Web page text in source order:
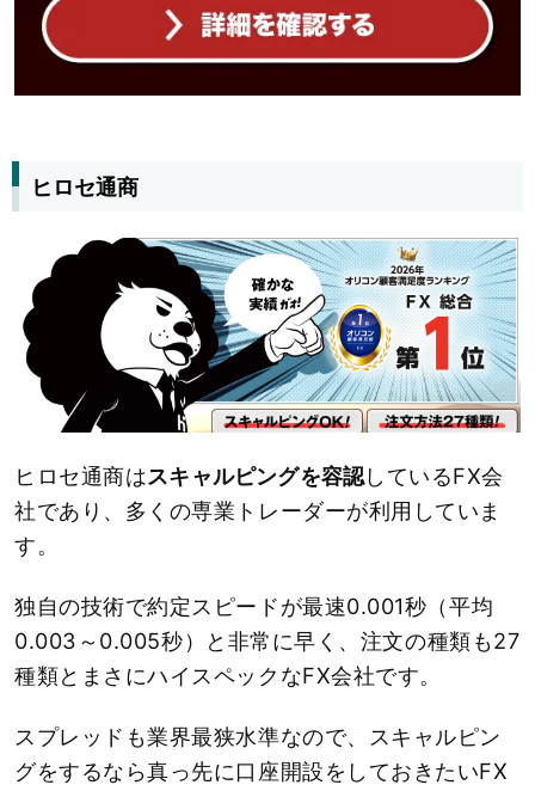
ヒロセ通商
ヒロセ通商はスキャルピングを容認しているFX会
社であり、多くの専業トレーダーが利用していま
す。
独自の技術で約定スピードが最速0.001秒（平均
0.003～0.005秒）と非常に早く、注文の種類も27
種類とまさにハイスペックなFX会社です。
スプレッドも業界最狭水準なので、スキャルピン
グをするなら真っ先に口座開設をしておきたいFX